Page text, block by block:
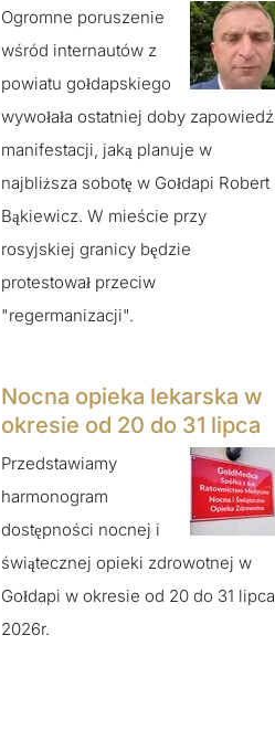
Ogromne poruszenie
wśród internautów z
powiatu gołdapskiego
wywołała ostatniej doby zapowiedź
manifestacji, jaką planuje w
najbliższa sobotę w Gołdapi Robert
Bąkiewicz. W mieście przy
rosyjskiej granicy będzie
protestował przeciw
"regermanizacji".
Nocna opieka lekarska w
okresie od 20 do 31 lipca
Przedstawiamy
harmonogram
dostępności nocnej i
świątecznej opieki zdrowotnej w
Gołdapi w okresie od 20 do 31 lipca
2026r.